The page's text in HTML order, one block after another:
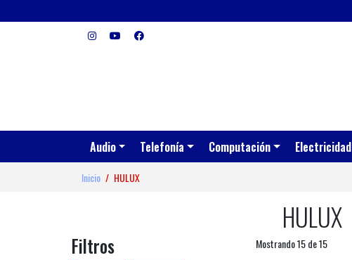
Audio Telefonía Computación Electricidad
Inicio HULUX
HULUX
Filtros Mostrando 15 de 15